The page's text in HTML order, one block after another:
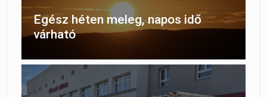
Egész héten meleg, napos idő
várható